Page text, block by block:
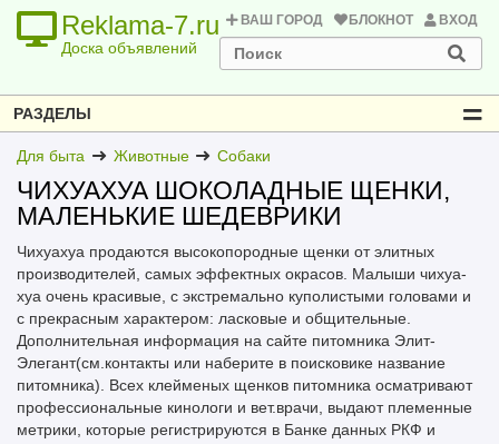
Reklama-7.ru
Доска объявлений
ВАШ ГОРОД БЛОКНОТ ВХОД
РАЗДЕЛЫ
Для быта Животные Собаки
ЧИХУАХУА ШОКОЛАДНЫЕ ЩЕНКИ,
МАЛЕНЬКИЕ ШЕДЕВРИКИ
Чихуахуа продаются высокопородные щенки от элитных
производителей, самых эффектных окрасов. Малыши чихуа-
хуа очень красивые, с экстремально куполистыми головами и
с прекрасным характером: ласковые и общительные.
Дополнительная информация на сайте питомника Элит-
Элегант(см.контакты или наберите в поисковике название
питомника). Всех клейменых щенков питомника осматривают
профессиональные кинологи и вет.врачи, выдают племенные
метрики, которые регистрируются в Банке данных РКФ и